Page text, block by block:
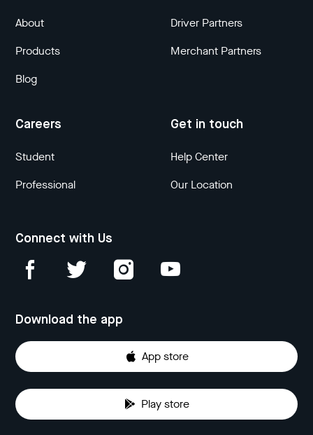
About
Products
Blog
Driver Partners
Merchant Partners
Careers
Student
Professional
Get in touch
Help Center
Our Location
Connect with Us
Download the app
App store
Play store